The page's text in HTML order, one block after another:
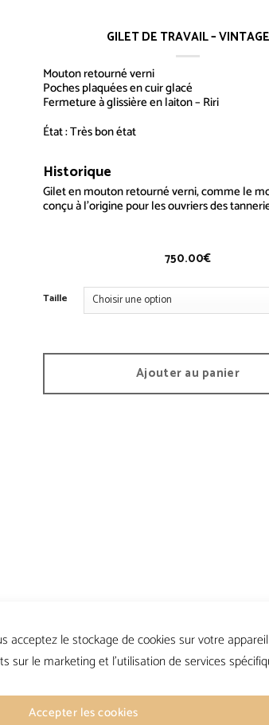
acceptez le stockage de cookies sur votre
sur le marketing et l'utilisation de services
Accepter les cookies
GILET DE TRAVAIL – VINTAGE
Mouton retourné verni
Poches plaquées en cuir glacé
Fermeture à glissière en laiton – Riri
État : Très bon état
Historique
Gileten mouton retourné verni, comme le
conçu à l’origine pour les ouvriers des
750.00€
Taille
Ajouter au panier
Suivre